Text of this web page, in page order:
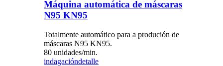
Máquina automática de máscaras
N95 KN95
Totalmente automático para a produción de
máscaras N95 KN95.
80 unidades/min.
indagacióndetalle